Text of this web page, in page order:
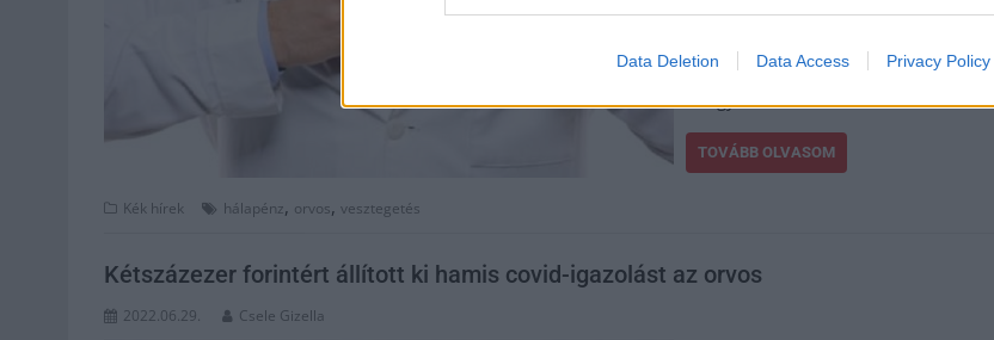
Data Deletion Data Access Privacy Policy
nyomozók a doktort gyanúsítottként
követően a Győri Járásbíróság bűnügyi
felügyeletét rendelte el.
TOVÁBB OLVASOM
Kék hírek hálapénz, orvos, vesztegetés
Kétszázezer forintért állított ki hamis covid-igazolást az orvos
2022.06.29. Csele Gizella